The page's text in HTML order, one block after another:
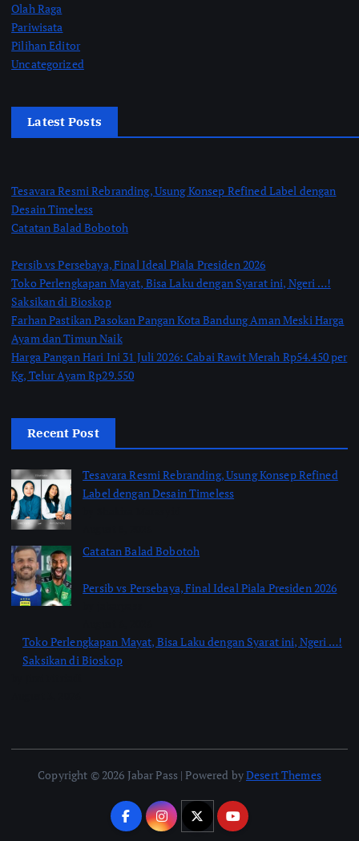
Olah Raga
Pariwisata
Pilihan Editor
Uncategorized
Latest Posts
Tesavara Resmi Rebranding, Usung Konsep Refined Label dengan
Desain Timeless
Catatan Balad Bobotoh
Persib vs Persebaya, Final Ideal Piala Presiden 2026
Toko Perlengkapan Mayat, Bisa Laku dengan Syarat ini, Ngeri …!
Saksikan di Bioskop
Farhan Pastikan Pasokan Pangan Kota Bandung Aman Meski Harga
Ayam dan Timun Naik
Harga Pangan Hari Ini 31 Juli 2026: Cabai Rawit Merah Rp54.450 per
Kg, Telur Ayam Rp29.550
Recent Post
Tesavara Resmi Rebranding, Usung Konsep Refined
Label dengan Desain Timeless
Catatan Balad Bobotoh
Persib vs Persebaya, Final Ideal Piala Presiden 2026
Toko Perlengkapan Mayat, Bisa Laku dengan Syarat ini, Ngeri …!
Saksikan di Bioskop
Copyright © 2026 Jabar Pass | Powered byDesert Themes